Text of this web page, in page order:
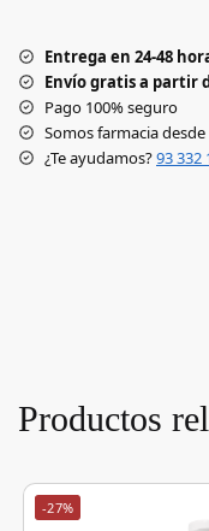
Entrega en 24-48
Envío gratis a partir
Pago 100% seguro
Somos farmacia desde
¿Te ayudamos?93 332
Productos
-27%